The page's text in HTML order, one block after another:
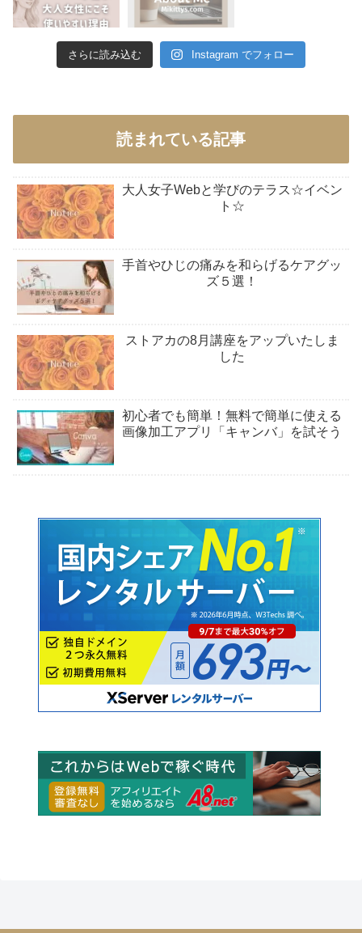
さらに読み込む Instagram でフォロー
読まれている記事
大人女子Webと学びのテラス☆イベン
ト☆
手首やひじの痛みを和らげるケアグッ
ズ５選！
ストアカの8月講座をアップいたしま
した
初心者でも簡単！無料で簡単に使える
画像加工アプリ「キャンバ」を試そう